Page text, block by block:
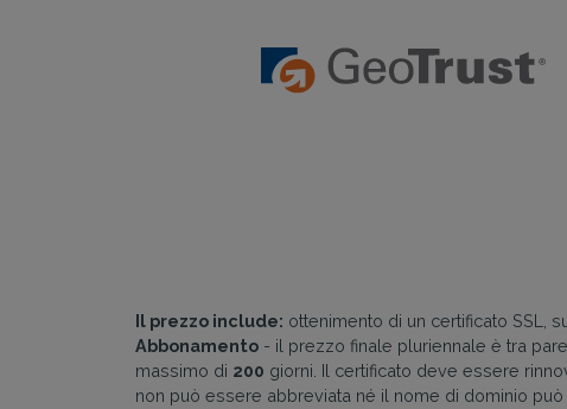
Il prezzo include: ottenimento di un certificato SSL,
Abbonamento - il prezzo finale pluriennale è tra
massimo di 200 giorni. Il certificato deve essere
non può essere abbreviata né il nome di dominio